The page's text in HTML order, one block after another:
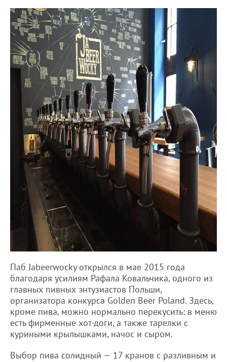
Паб Jabeerwocky открылся в мае 2015 года
благодаря усилиям Рафала Ковальчика, одного из
главных пивных энтузиастов Польши,
организатора конкурса Golden Beer Poland. Здесь,
кроме пива, можно нормально перекусить: в меню
есть фирменные хот-доги, а также тарелки с
куриными крылышками, начос и сыром.
Выбор пива солидный — 17 кранов с разливным и